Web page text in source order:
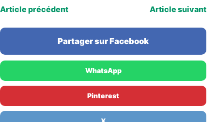
Article précédent Article suivant
Partager sur Facebook
WhatsApp
Pinterest